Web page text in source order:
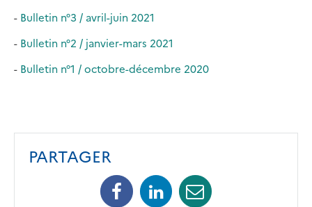
- Bulletin n°3 / avril-juin 2021
- Bulletin n°2 / janvier-mars 2021
- Bulletin n°1 / octobre-décembre 2020
PARTAGER
Facebook
(opens
Linkedin
(opens
Mail
(opens